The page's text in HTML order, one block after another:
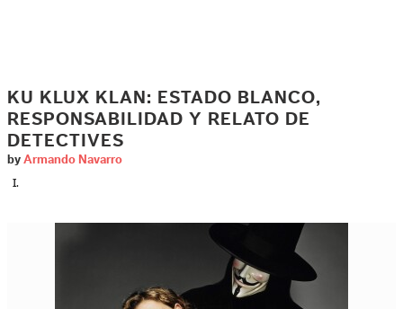
KU KLUX KLAN: ESTADO BLANCO,
RESPONSABILIDAD Y RELATO DE
DETECTIVES
by Armando Navarro
I.